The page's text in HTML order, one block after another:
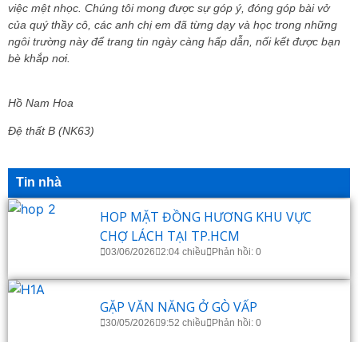
việc mệt nhọc. Chúng tôi mong được sự góp ý, đóng góp bài vở
của quý thầy cô, các anh chị em đã từng dạy và học trong những
ngôi trường này để trang tin ngày càng hấp dẫn, nối kết được bạn
bè khắp nơi.
Hồ Nam Hoa
Đệ thất B (NK63)
Tin nhà
HOP MẶT ĐỒNG HƯƠNG KHU VỰC
CHỢ LÁCH TẠI TP.HCM
03/06/2026 2:04 chiều Phản hồi: 0
GẶP VĂN NĂNG Ở GÒ VẤP
30/05/2026 9:52 chiều Phản hồi: 0